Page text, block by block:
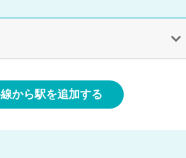
から駅を追加する